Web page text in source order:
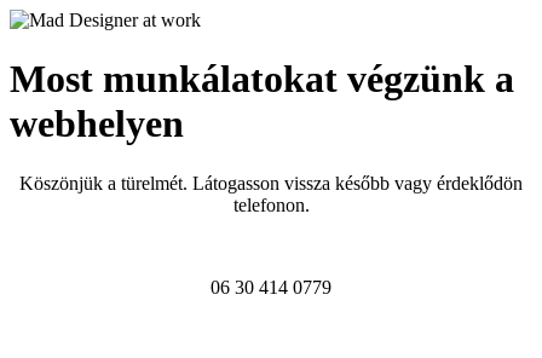
Most munkálatokat végzünk a
webhelyen
Köszönjük a türelmét. Látogasson vissza később vagy érdeklődön
telefonon.
06 30 414 0779